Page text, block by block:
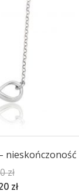
nieskończoność
zł
zł